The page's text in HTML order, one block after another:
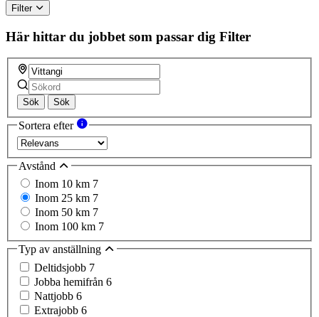
Filter
Här hittar du jobbet som passar dig Filter
Sök Sök
Sortera efter
Avstånd
Inom 10 km 7
Inom 25 km 7
Inom 50 km 7
Inom 100 km 7
Typ av anställning
Deltidsjobb 7
Jobba hemifrån 6
Nattjobb 6
Extrajobb 6